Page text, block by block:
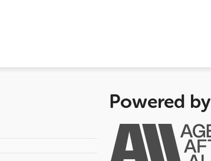
Powered by